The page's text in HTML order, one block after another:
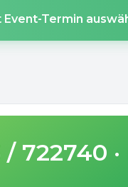
Event-Termin
/ 722740 ·